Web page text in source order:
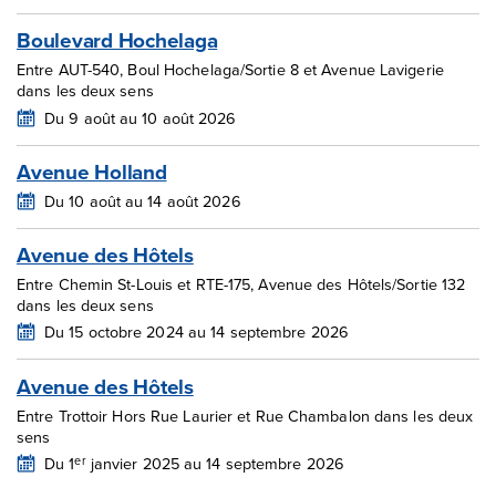
Boulevard Hochelaga
Entre AUT-540, Boul Hochelaga/Sortie 8 et Avenue Lavigerie
dans les deux sens
Du 9 août au 10 août 2026
Avenue Holland
Du 10 août au 14 août 2026
Avenue des Hôtels
Entre Chemin St-Louis et RTE-175, Avenue des Hôtels/Sortie 132
dans les deux sens
Du 15 octobre 2024 au 14 septembre 2026
Avenue des Hôtels
Entre Trottoir Hors Rue Laurier et Rue Chambalon dans les deux
sens
Du 1erjanvier 2025 au 14 septembre 2026